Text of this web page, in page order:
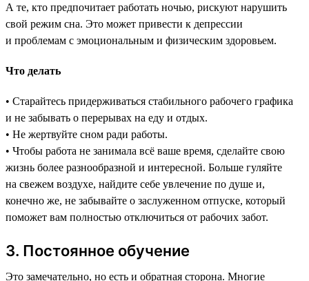
А те, кто предпочитает работать ночью, рискуют нарушить
свой режим сна. Это может привести к депрессии
и проблемам с эмоциональным и физическим здоровьем.
Что делать
• Старайтесь придерживаться стабильного рабочего графика
и не забывать о перерывах на еду и отдых.
• Не жертвуйте сном ради работы.
• Чтобы работа не занимала всё ваше время, сделайте свою
жизнь более разнообразной и интересной. Больше гуляйте
на свежем воздухе, найдите себе увлечение по душе и,
конечно же, не забывайте о заслуженном отпуске, который
поможет вам полностью отключиться от рабочих забот.
3. Постоянное обучение
Это замечательно, но есть и обратная сторона. Многие